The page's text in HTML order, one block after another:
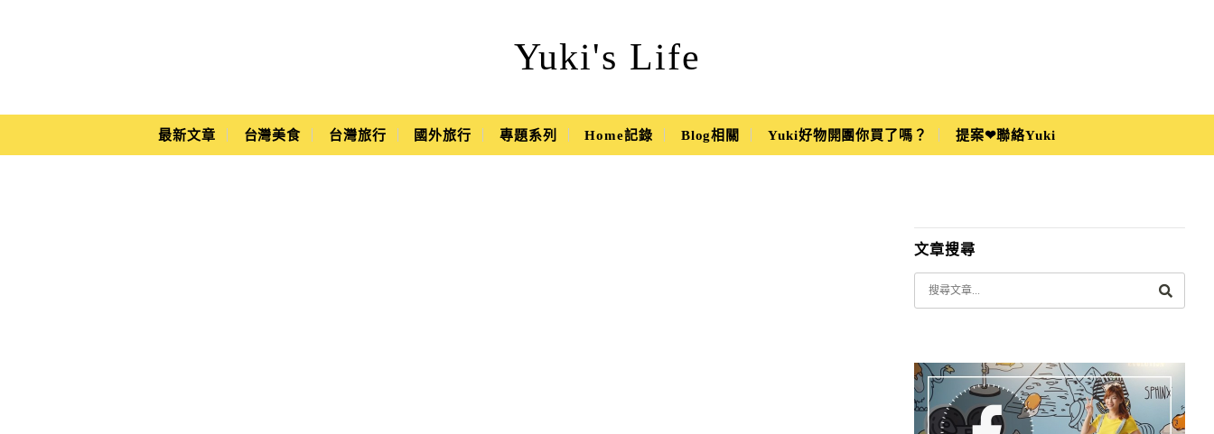
Yuki's Life
Yuki's Life
Main Menu
最新文章 台灣美食 台灣旅行 國外旅行 專題系列 Home記錄 Blog相關 Yuki好物開團你買了嗎？ 提案❤聯絡Yuki
文章搜尋